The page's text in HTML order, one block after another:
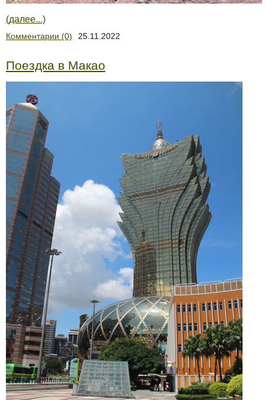
(далее...)
Комментарии (0) 25.11.2022
Поездка в Макао